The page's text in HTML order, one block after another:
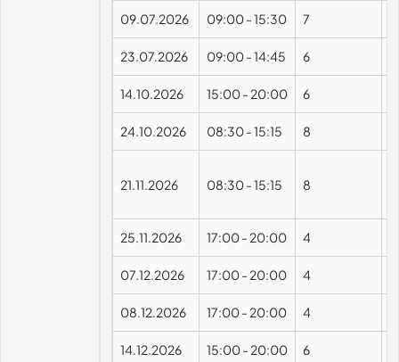
09.07.2026 09:00-15:30 7
23.07.2026 09:00-14:45 6
14.10.2026 15:00- 20:00 6
24.10.2026 08:30-15:15 8
21.11.2026 08:30-15:15 8
25.11.2026 17:00- 20:00 4
07.12.2026 17:00- 20:00 4
08.12.2026 17:00- 20:00 4
14.12.2026 15:00- 20:00 6